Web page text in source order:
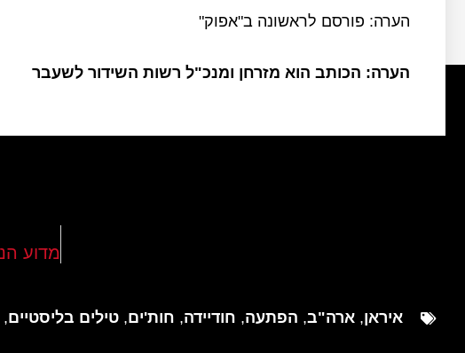
הערה: פורסם לראשונה ב"אפוק"
הערה: הכותב הוא מזרחן ומנכ"ל רשות השידור לשעבר
איראן, ארה"ב, הפתעה, חודיידה, חות'ים, טילים בליסטיים,